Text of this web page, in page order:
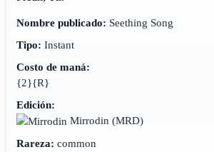
Nombre publicado: Seething Song
Tipo: Instant
Costo de maná:
{2}{R}
Edición:
Mirrodin(MRD)
Rareza: common